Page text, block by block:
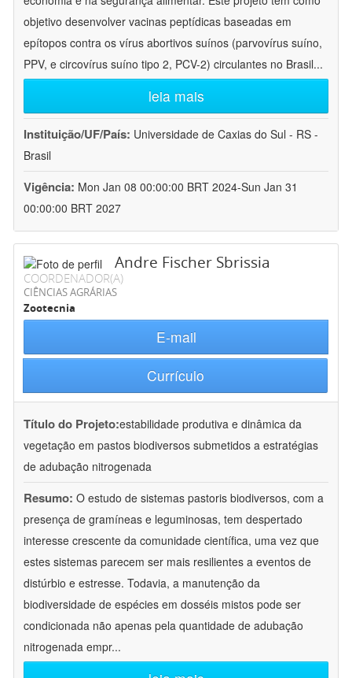
objetivo desenvolver vacinas peptídicas baseadas em
epítopos contra os vírus abortivos suínos (parvovírus suíno,
PPV, e circovírus suíno tipo 2, PCV-2) circulantes no Brasil...
leia mais
Instituição/UF/País: Universidade de Caxias do Sul - RS -
Brasil
Vigência: Mon Jan 08 00:00:00 BRT 2024-Sun Jan 31
00:00:00 BRT 2027
Andre Fischer Sbrissia
COORDENADOR(A)
CIÊNCIAS AGRÁRIAS
Zootecnia
E-mail
Currículo
Título do Projeto:estabilidade produtiva e dinâmica da
vegetação em pastos biodiversos submetidos a estratégias
de adubação nitrogenada
Resumo: O estudo de sistemas pastoris biodiversos, com a
presença de gramíneas e leguminosas, tem despertado
interesse crescente da comunidade científica, uma vez que
estes sistemas parecem ser mais resilientes a eventos de
distúrbio e estresse. Todavia, a manutenção da
biodiversidade de espécies em dosséis mistos pode ser
condicionada não apenas pela quantidade de adubação
nitrogenada empr...